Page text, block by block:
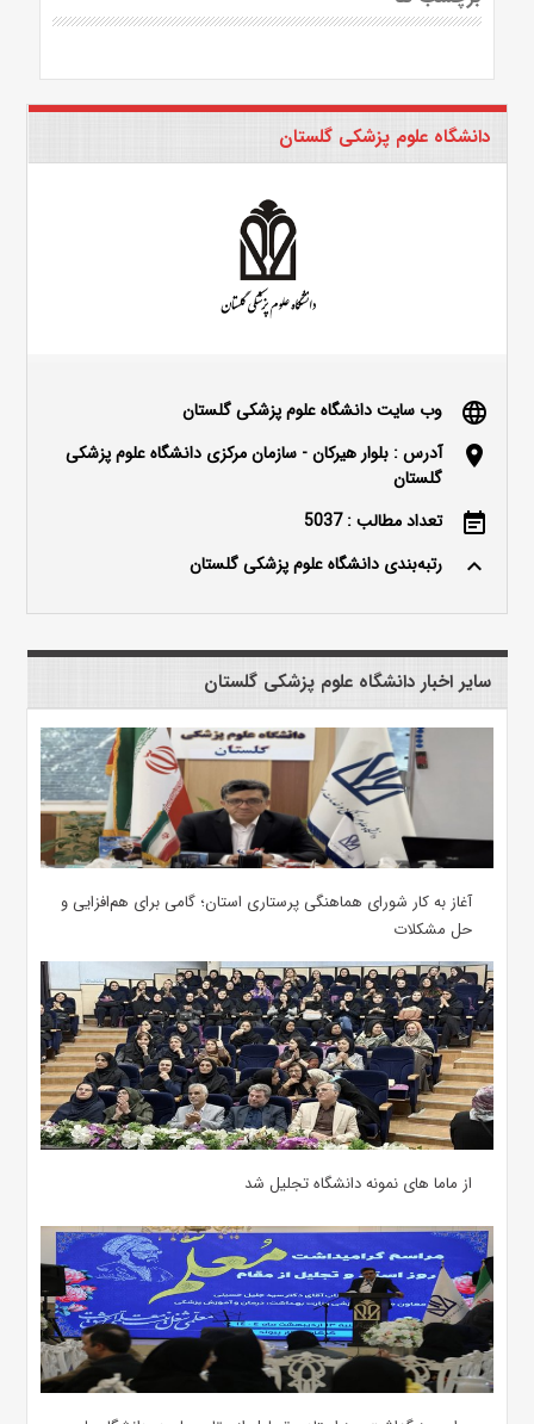
دانشگاه علوم پزشکی گلستان
language وب سایت دانشگاه علوم پزشکی گلستان
location_on
آدرس : بلوار هیرکان - سازمان مرکزی دانشگاه علوم پزشکی
گلستان
event_note تعداد مطالب : 5037
keyboard_arrow_up رتبه‌بندی دانشگاه علوم پزشکی گلستان
سایر اخبار دانشگاه علوم پزشکی گلستان
آغاز به کار شورای هماهنگی پرستاری استان؛ گامی برای هم‌افزایی و
حل مشکلات
از ماما های نمونه دانشگاه تجلیل شد